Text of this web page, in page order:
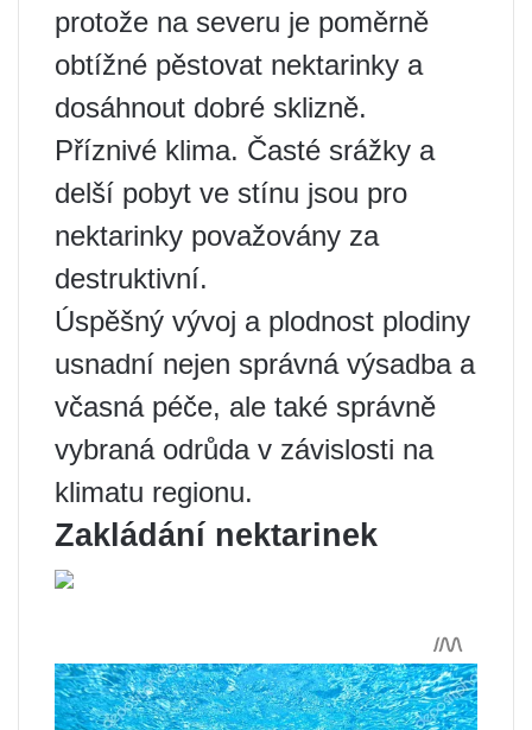
protože na severu je poměrně
obtížné pěstovat nektarinky a
dosáhnout dobré sklizně.
Příznivé klima. Časté srážky a
delší pobyt ve stínu jsou pro
nektarinky považovány za
destruktivní.
Úspěšný vývoj a plodnost plodiny
usnadní nejen správná výsadba a
včasná péče, ale také správně
vybraná odrůda v závislosti na
klimatu regionu.
Zakládání nektarinek